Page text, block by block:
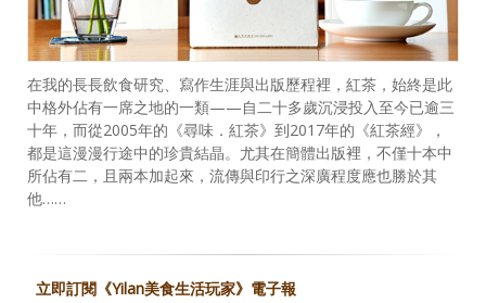
在我的長長飲食研究、寫作生涯與出版歷程裡，紅茶，始終是此
中格外佔有一席之地的一類——自二十多歲沉浸投入至今已逾三
十年，而從2005年的《尋味．紅茶》到2017年的《紅茶經》，
都是這漫漫行途中的珍貴結晶。尤其在簡體出版裡，不僅十本中
所佔有二，且兩本加起來，流傳與印行之深廣程度應也勝於其
他……
立即訂閱《Yilan美食生活玩家》電子報